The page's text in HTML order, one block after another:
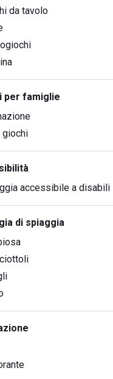
da tavolo
per famiglie
giochi
accessibile a disabili
di spiaggia